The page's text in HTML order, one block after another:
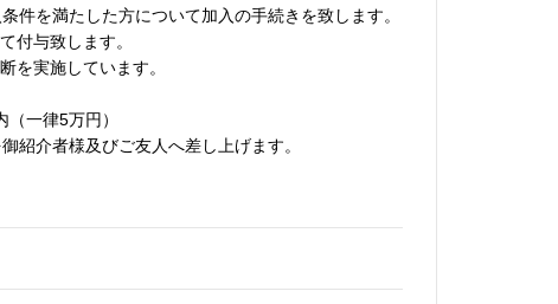
件を満たした方について加入の手続きを致します。
付与致します。
を実施しています。
一律5万円）
紹介者様及びご友人へ差し上げます。